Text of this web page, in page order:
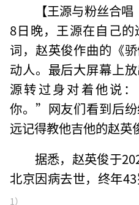
【王源与粉丝合
8日晚，王源在自己
词，赵英俊作曲的《
动人。最后大屏幕上
源转过身对着他说
你。”网友们看到后
远记得教他吉他的赵英
据悉，赵英俊于
北京因病去世，终年43
1）